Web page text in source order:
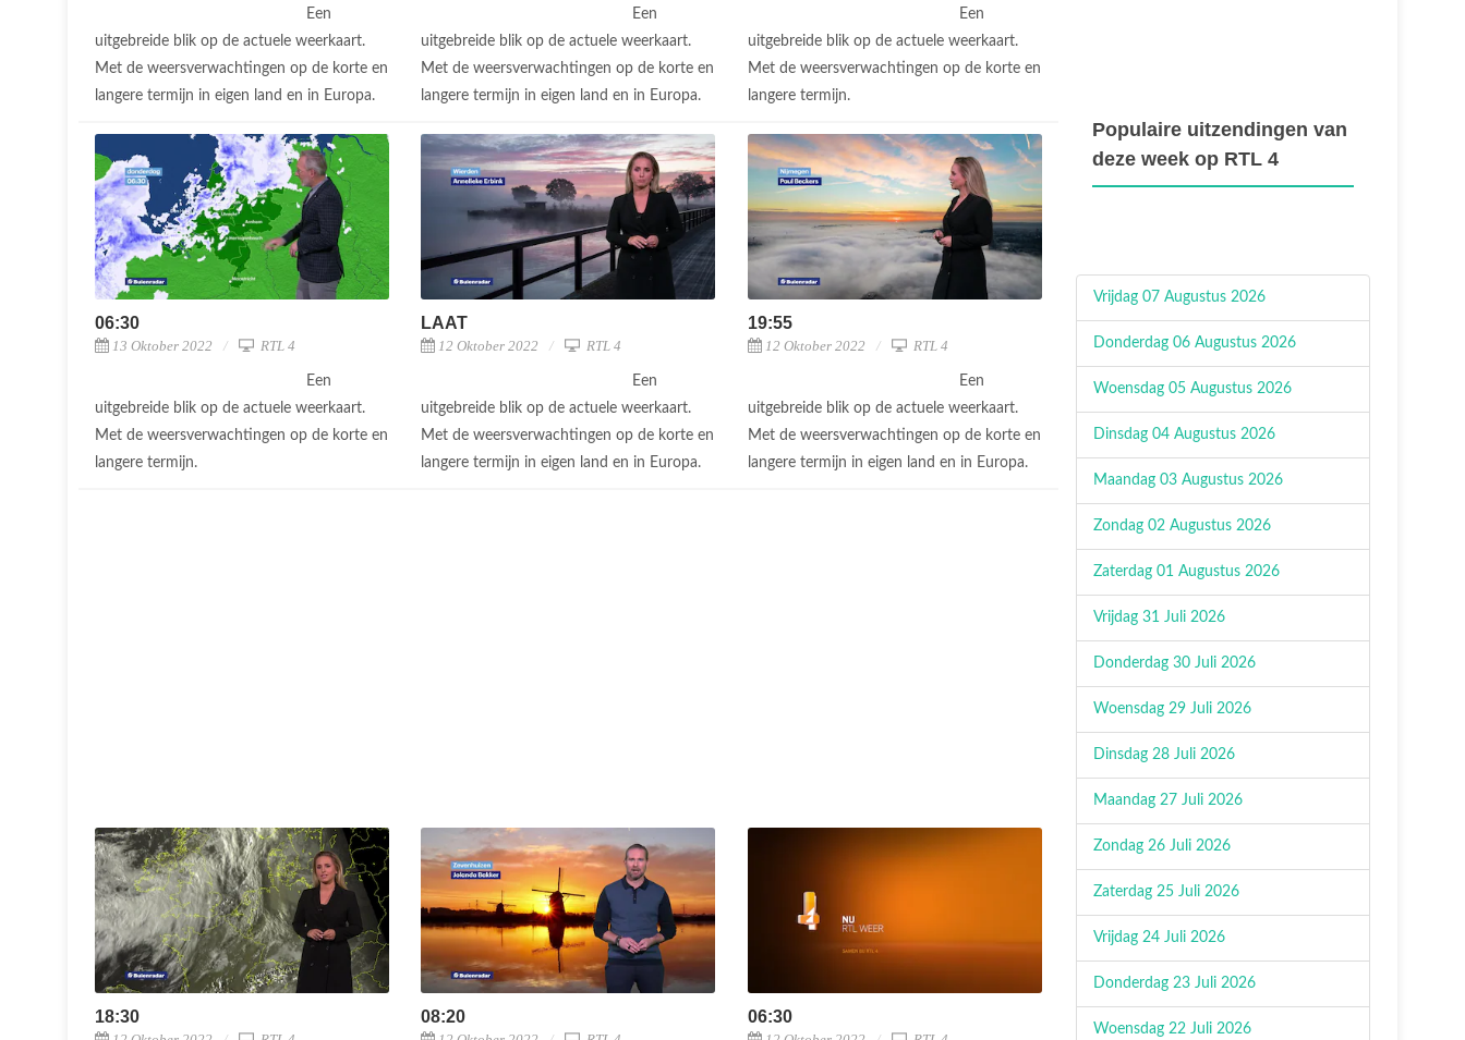
Een
uitgebreide blik op de actuele weerkaart.
Met de weersverwachtingen op de korte en
langere termijn in eigen land en in Europa.
Een
uitgebreide blik op de actuele weerkaart.
Met de weersverwachtingen op de korte en
langere termijn in eigen land en in Europa.
Een
uitgebreide blik op de actuele weerkaart.
Met de weersverwachtingen op de korte en
langere termijn.
06:30
13 Oktober 2022 RTL 4
Een
uitgebreide blik op de actuele weerkaart.
Met de weersverwachtingen op de korte en
langere termijn.
LAAT
12 Oktober 2022 RTL 4
Een
uitgebreide blik op de actuele weerkaart.
Met de weersverwachtingen op de korte en
langere termijn in eigen land en in Europa.
19:55
12 Oktober 2022 RTL 4
Een
uitgebreide blik op de actuele weerkaart.
Met de weersverwachtingen op de korte en
langere termijn in eigen land en in Europa.
18:30 08:20 06:30
Populaire uitzendingen van
deze week op RTL 4
Vrijdag 07 Augustus 2026
Donderdag 06 Augustus 2026
Woensdag 05 Augustus 2026
Dinsdag 04 Augustus 2026
Maandag 03 Augustus 2026
Zondag 02 Augustus 2026
Zaterdag 01 Augustus 2026
Vrijdag 31 Juli 2026
Donderdag 30 Juli 2026
Woensdag 29 Juli 2026
Dinsdag 28 Juli 2026
Maandag 27 Juli 2026
Zondag 26 Juli 2026
Zaterdag 25 Juli 2026
Vrijdag 24 Juli 2026
Donderdag 23 Juli 2026
Woensdag 22 Juli 2026